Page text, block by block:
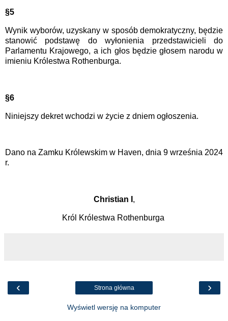
§5
Wynik wyborów, uzyskany w sposób demokratyczny, będzie
stanowić podstawę do wyłonienia przedstawicieli do
Parlamentu Krajowego, a ich głos będzie głosem narodu w
imieniu Królestwa Rothenburga.
§6
Niniejszy dekret wchodzi w życie z dniem ogłoszenia.
Dano na Zamku Królewskim w Haven, dnia 9 września 2024
r.
Christian I ,
Król Królestwa Rothenburga
‹ ›
Strona główna
Wyświetl wersję na komputer